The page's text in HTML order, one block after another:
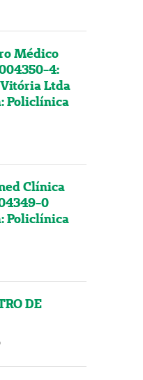
Médico
4:
Ltda
Policlínica
Clínica
0
Policlínica
DE